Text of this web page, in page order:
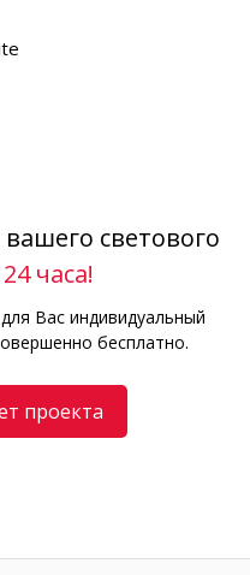
светового
часа!
Вас индивидуальный
бесплатно.
проекта